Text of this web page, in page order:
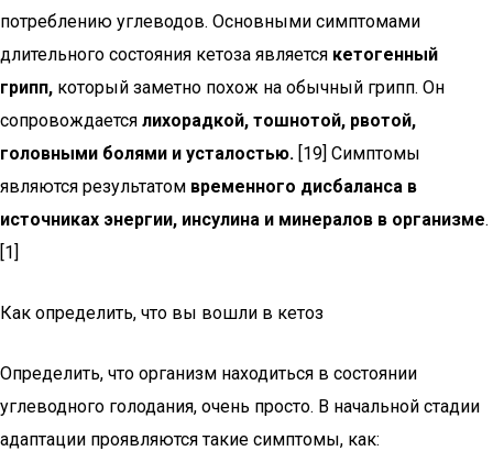
потреблению углеводов. Основными симптомами
длительного состояния кетоза является кетогенный
грипп, который заметно похож на обычный грипп. Он
сопровождается лихорадкой, тошнотой, рвотой,
головными болями и усталостью. [19] Симптомы
являются результатом временного дисбаланса в
источниках энергии, инсулина и минералов в организме.
[1]
Как определить, что вы вошли в кетоз
Определить, что организм находиться в состоянии
углеводного голодания, очень просто. В начальной стадии
адаптации проявляются такие симптомы, как: